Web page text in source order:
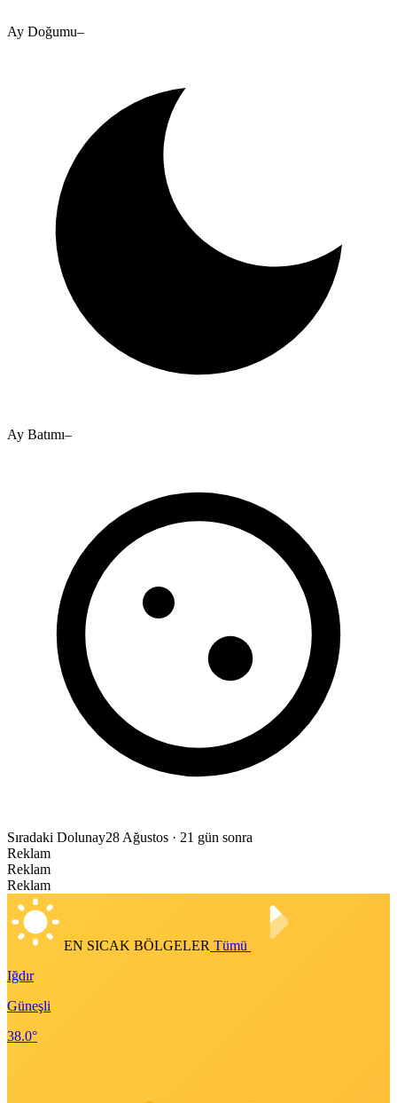
Ay Doğumu–
Ay Batımı–
Sıradaki Dolunay28 Ağustos · 21 gün sonra
Reklam
Reklam
Reklam
EN SICAK BÖLGELER Tümü
Iğdır
Güneşli
38.0°